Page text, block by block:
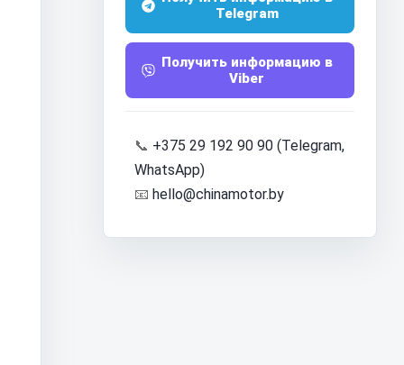
Telegram
Получить информацию в
Viber
📞 +375 29 192 90 90 (Telegram,
WhatsApp)
📧 hello@chinamotor.by